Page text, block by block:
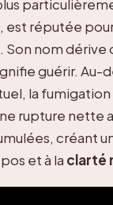
, est réputée
nom dérive
guérir. Au-
la
rupture nette
créant
et à la clarté